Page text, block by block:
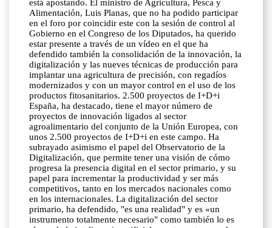
está apostando. El ministro de Agricultura, Pesca y
Alimentación, Luis Planas, que no ha podido participar
en el foro por coincidir este con la sesión de control al
Gobierno en el Congreso de los Diputados, ha querido
estar presente a través de un vídeo en el que ha
defendido también la consolidación de la innovación, la
digitalización y las nueves técnicas de producción para
implantar una agricultura de precisión, con regadíos
modernizados y con un mayor control en el uso de los
productos fitosanitarios. 2.500 proyectos de I+D+i
España, ha destacado, tiene el mayor número de
proyectos de innovación ligados al sector
agroalimentario del conjunto de la Unión Europea, con
unos 2.500 proyectos de I+D+i en este campo. Ha
subrayado asimismo el papel del Observatorio de la
Digitalización, que permite tener una visión de cómo
progresa la presencia digital en el sector primario, y su
papel para incrementar la productividad y ser más
competitivos, tanto en los mercados nacionales como
en los internacionales. La digitalización del sector
primario, ha defendido, "es una realidad" y es «un
instrumento totalmente necesario" como también lo es